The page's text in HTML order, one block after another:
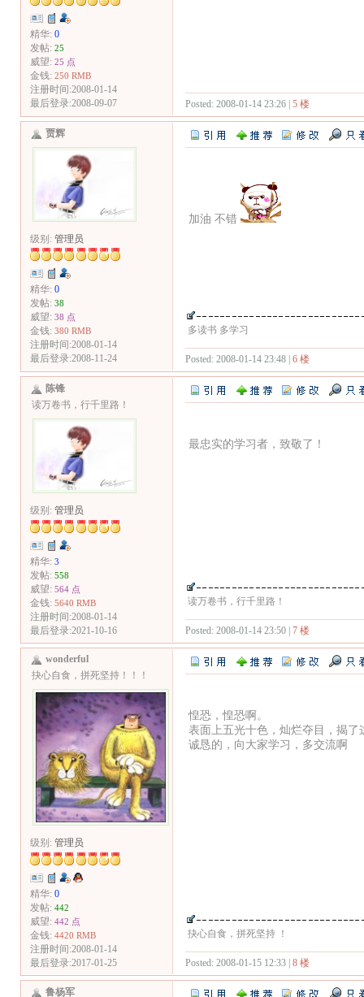
精华: 0
发帖: 25
威望: 25 点
金钱: 250 RMB
注册时间:2008-01-14
最后登录:2008-09-07
Posted: 2008-01-14 23:26 | 5 楼
贾辉
级别: 管理员
精华: 0
发帖: 38
威望: 38 点
金钱: 380 RMB
注册时间:2008-01-14
最后登录:2008-11-24
加油 不错
多读书 多学习
Posted: 2008-01-14 23:48 | 6 楼
陈锋
读万卷书，行千里路！
级别: 管理员
精华: 3
发帖: 558
威望: 564 点
金钱: 5640 RMB
注册时间:2008-01-14
最后登录:2021-10-16
最忠实的学习者，致敬了！
读万卷书，行千里路！
Posted: 2008-01-14 23:50 | 7 楼
wonderful
抉心自食，拼死坚持！！！
级别: 管理员
精华: 0
发帖: 442
威望: 442 点
金钱: 4420 RMB
注册时间:2008-01-14
最后登录:2017-01-25
惶恐，惶恐啊。
表面上五光十色，灿烂夺目，揭
诚恳的，向大家学习，多交流啊
抉心自食，拼死坚持 ！
Posted: 2008-01-15 12:33 | 8 楼
鲁杨军